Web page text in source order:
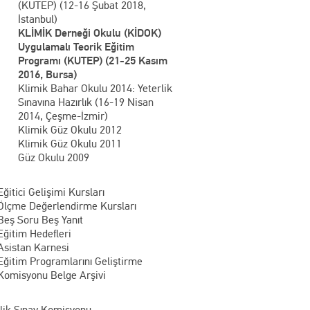
(KUTEP) (12-16 Şubat 2018,
İstanbul)
KLİMİK Derneği Okulu (KİDOK)
Uygulamalı Teorik Eğitim
Programı (KUTEP) (21-25 Kasım
2016, Bursa)
Klimik Bahar Okulu 2014: Yeterlik
Sınavına Hazırlık (16-19 Nisan
2014, Çeşme-İzmir)
Klimik Güz Okulu 2012
Klimik Güz Okulu 2011
Güz Okulu 2009
Gelişimi Kursları
Değerlendirme Kursları
Soru Beş Yanıt
Hedefleri
Karnesi
Programlarını Geliştirme
Belge Arşivi